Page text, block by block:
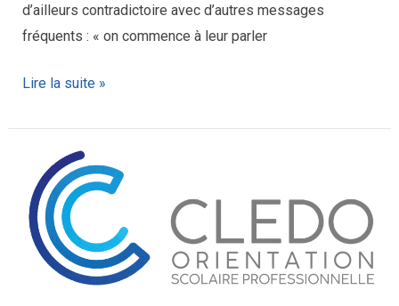
d’ailleurs contradictoire avec d’autres messages
fréquents : « on commence à leur parler
Lire la suite »
CLEDO
souhaite
étendre
son
réseau